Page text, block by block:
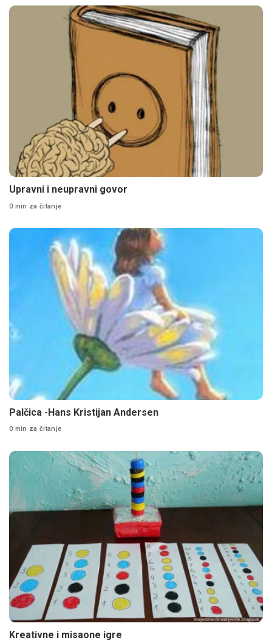
Upravni i neupravni govor
0 min za čitanje
Palčica -Hans Kristijan Andersen
0 min za čitanje
Kreativne i misaone igre